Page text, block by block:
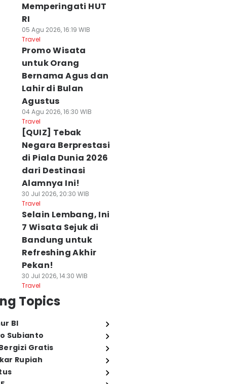
Memperingati HUT
RI
05 Agu 2026, 16:19 WIB
Travel
Promo Wisata
untuk Orang
Bernama Agus dan
Lahir di Bulan
Agustus
04 Agu 2026, 16:30 WIB
Travel
[QUIZ] Tebak
Negara Berprestasi
di Piala Dunia 2026
dari Destinasi
Alamnya Ini!
30 Jul 2026, 20:30 WIB
Travel
Selain Lembang, Ini
7 Wisata Sejuk di
Bandung untuk
Refreshing Akhir
Pekan!
30 Jul 2026, 14:30 WIB
Travel
Topics
BI
Subianto
Gratis
Rupiah